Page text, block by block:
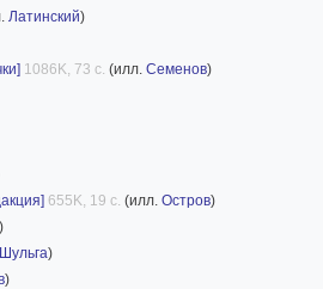
Латинский)
1086K, 73 с. (илл. Семенов)
655K, 19 с. (илл. Остров)
)
Шульга)
)